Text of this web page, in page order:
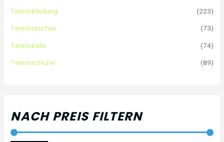
n
a
c
h
Tenniskleidung
(223)
Tennistaschen
(73)
Tennisbälle
(74)
Tennisschuhe
(89)
NACH PREIS FILTERN
e
i
s
e
i
s